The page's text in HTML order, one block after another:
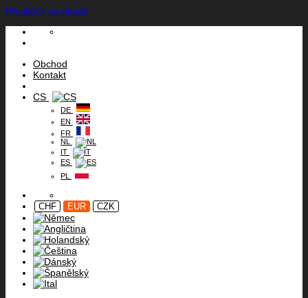
Přeskočit na obsah
Obchod
Kontakt
CS
DE
EN
FR
NL
IT
ES
PL
CHF EUR CZK